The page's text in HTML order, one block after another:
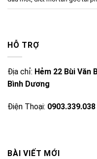
HỖ TRỢ
Địa chỉ: Hẻm 22 Bùi Văn
Bình Dương
Điện Thoại: 0903.339.038
BÀI VIẾT MỚI